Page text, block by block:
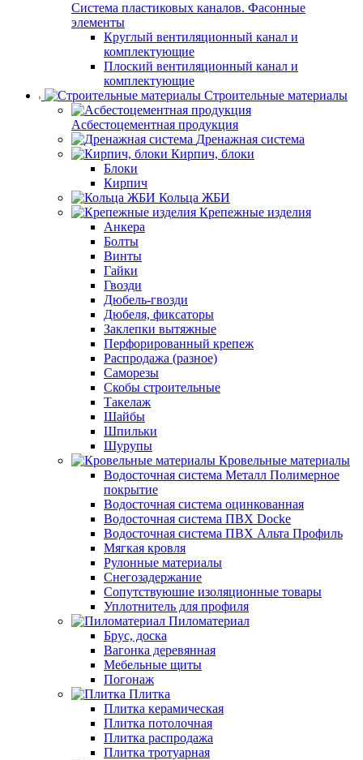
Система пластиковых каналов. Фасонные
элементы
Круглый вентиляционный канал и
комплектующие
Плоский вентиляционный канал и
комплектующие
Строительные материалы
Асбестоцементная продукция
Дренажная система
Кирпич, блоки
Блоки
Кирпич
Кольца ЖБИ
Крепежные изделия
Анкера
Болты
Винты
Гайки
Гвозди
Дюбель-гвозди
Дюбеля, фиксаторы
Заклепки вытяжные
Перфорированный крепеж
Распродажа (разное)
Саморезы
Скобы строительные
Такелаж
Шайбы
Шпильки
Шурупы
Кровельные материалы
Водосточная система Металл Полимерное
покрытие
Водосточная система оцинкованная
Водосточная система ПВХ Docke
Водосточная система ПВХ Альта Профиль
Мягкая кровля
Рулонные материалы
Снегозадержание
Сопутствуюшие изоляционные товары
Уплотнитель для профиля
Пиломатериал
Брус, доска
Вагонка деревянная
Мебельные щиты
Погонаж
Плитка
Плитка керамическая
Плитка потолочная
Плитка распродажа
Плитка тротуарная